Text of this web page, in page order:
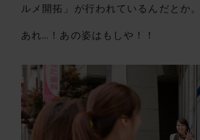
ルメ開拓」が行われているんだとか。
あれ…！あの姿はもしや！！